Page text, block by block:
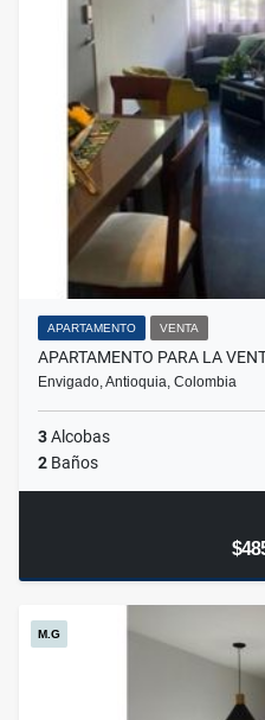
APARTAMENTO VENTA
APARTAMENTO PARA LA
Envigado, Antioquia, Colombia
3Alcobas
2 Baños
M.G